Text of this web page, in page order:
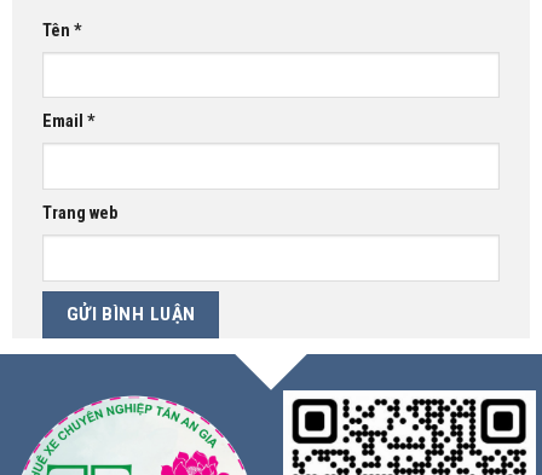
Tên *
Email *
Trang web